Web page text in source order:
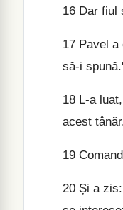
16 Dar fiul
17 Pavel a
să-i
18 L-a
acest
19
20 Și a